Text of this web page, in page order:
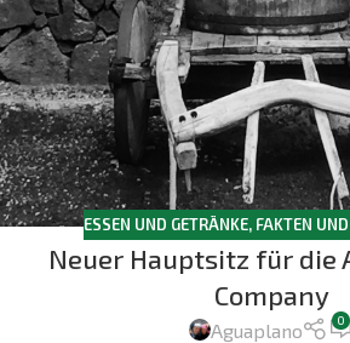
ESSEN UND GETRÄNKE, FAKTEN
Neuer Hauptsitz für die
Company
Aguaplano 0